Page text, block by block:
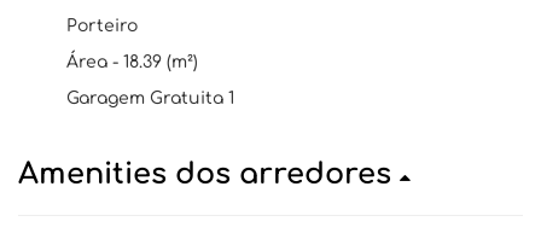
Porteiro
Área - 18.39 (m²)
Garagem Gratuita 1
Amenities dos arredores